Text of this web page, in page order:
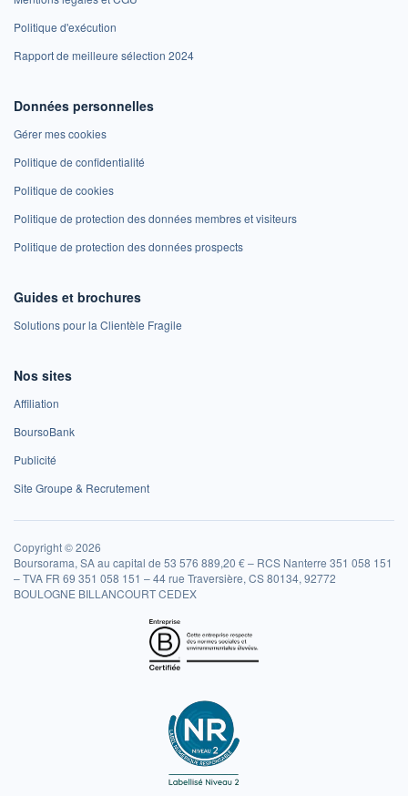
Politique d'exécution
Rapport de meilleure sélection 2024
Données personnelles
Gérer mes cookies
Politique de confidentialité
Politique de cookies
Politique de protection des données membres et visiteurs
Politique de protection des données prospects
Guides et brochures
Solutions pour la Clientèle Fragile
Nos sites
Affiliation
BoursoBank
Publicité
Site Groupe & Recrutement
Copyright © 2026
Boursorama, SA au capital de 53 576 889,20 € – RCS Nanterre 351 058 151
– TVA FR 69 351 058 151 – 44 rue Traversière, CS 80134, 92772
BOULOGNE BILLANCOURT CEDEX